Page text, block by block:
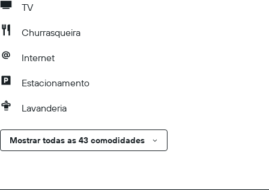
TV
Churrasqueira
Internet
Estacionamento
Lavanderia
Mostrar todas as 43 comodidades